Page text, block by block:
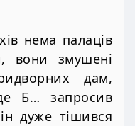
нема палаців
вони змушені
дам,
Б… запросив
дуже тішився